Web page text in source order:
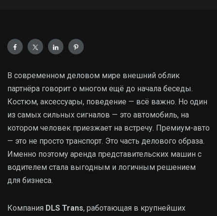
В современном деловом мире внешний облик
партнёра говорит о многом ещё до начала беседы.
Костюм, аксессуары, поведение — всё важно. Но один
из самых сильных сигналов — это автомобиль, на
котором человек приезжает на встречу. Премиум-авто
— это не просто транспорт. Это часть делового образа.
Именно поэтому аренда представительских машин с
водителем стала выгодным и логичным решением
для бизнеса.
Компания DLS Trans, работающая в крупнейших